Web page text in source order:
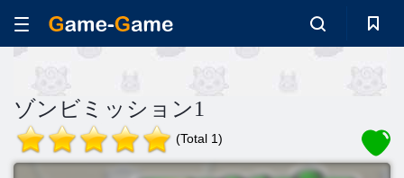
ゾンビミッション1
(Total 1)